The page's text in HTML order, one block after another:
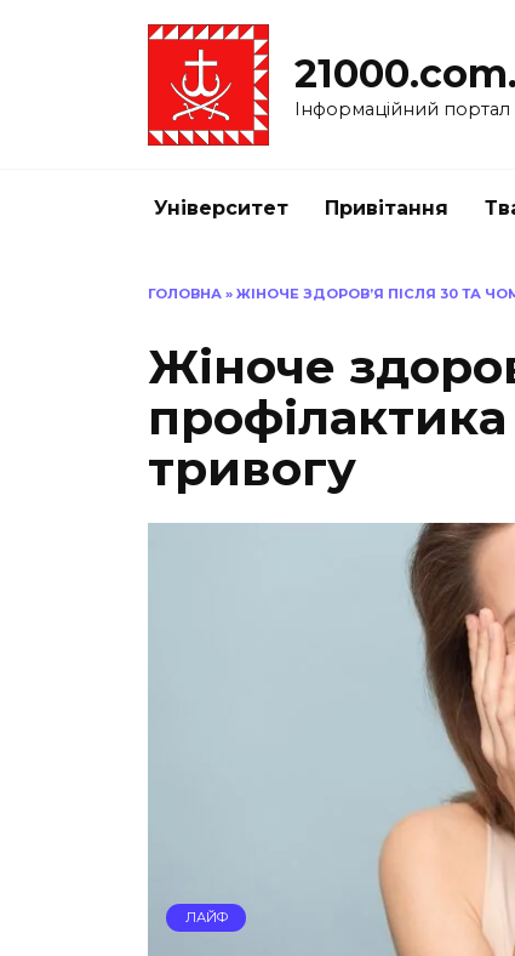
Інформаційний портал
Університет Привітання
ГОЛОВНА » ЖІНОЧЕ ЗДОРОВ’Я ПІСЛЯ 30 ТА
Жіноче
тривогу
ЛАЙФ